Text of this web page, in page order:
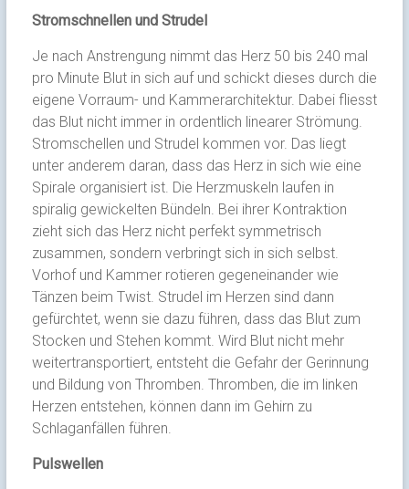
Stromschnellen und Strudel
Je nach Anstrengung nimmt das Herz 50 bis 240 mal
pro Minute Blut in sich auf und schickt dieses durch die
eigene Vorraum- und Kammerarchitektur. Dabei fliesst
das Blut nicht immer in ordentlich linearer Strömung.
Stromschellen und Strudel kommen vor. Das liegt
unter anderem daran, dass das Herz in sich wie eine
Spirale organisiert ist. Die Herzmuskeln laufen in
spiralig gewickelten Bündeln. Bei ihrer Kontraktion
zieht sich das Herz nicht perfekt symmetrisch
zusammen, sondern verbringt sich in sich selbst.
Vorhof und Kammer rotieren gegeneinander wie
Tänzen beim Twist. Strudel im Herzen sind dann
gefürchtet, wenn sie dazu führen, dass das Blut zum
Stocken und Stehen kommt. Wird Blut nicht mehr
weitertransportiert, entsteht die Gefahr der Gerinnung
und Bildung von Thromben. Thromben, die im linken
Herzen entstehen, können dann im Gehirn zu
Schlaganfällen führen.
Pulswellen